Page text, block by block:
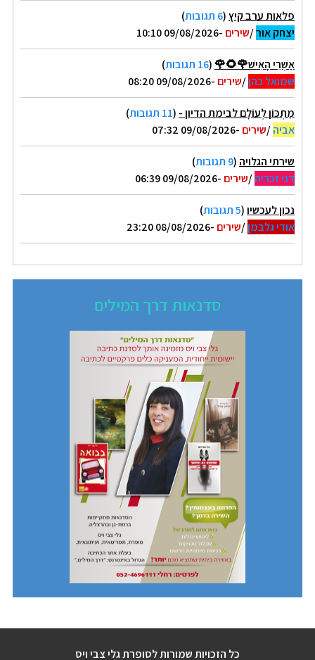
פלאות ערב קיץ(6 תגובות
)
יצחק אור/שירים -09/08/2026 10:10
אַשְׁרֵי הָאִישׁ🌹🌻🌹 (16 תגובות
)
שמואל כהן/שירים -09/08/2026 08:20
מַתְכּוֹן לְעוֹלָם לבימת הדיון - (11 תגובות
)
אביה/שירים -09/08/2026 07:32
שירתי הגלויה (9 תגובות
)
דני זכריה/שירים -09/08/2026 06:39
נכון לעכשיו(5 תגובות
)
אודי גלבמן/שירים -08/08/2026 23:20
סדנאות דרך המילים
כל הזכויות שמורות לסופרת גלי צבי ויס